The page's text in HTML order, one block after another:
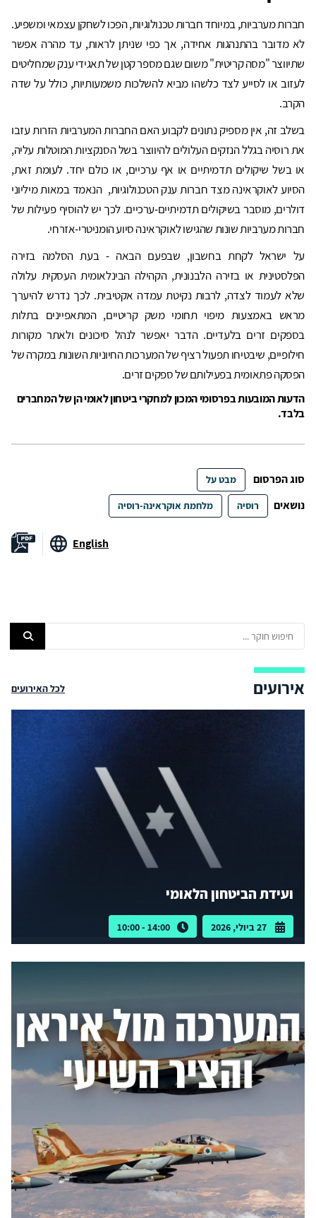
חברות מערביות, במיוחד חברות טכנולוגיות, הפכו לשחקן עצמאי ומשפיע.
לא מדובר בהתנהגות אחידה, אך כפי שניתן לראות, עד מהרה אפשר
שתיווצר "מסה קריטית" משום שגם מספר קטן של תאגידי ענק שמחליטים
לעזוב או לסייע לצד כלשהו מביא להשלכות משמעותיות, כולל על שדה
הקרב.
בשלב זה, אין מספיק נתונים לקבוע האם החברות המערביות הזרות עזבו
את רוסיה בגלל הנזקים העלולים להיווצר בשל הסנקציות המוטלות עליה,
או בשל שיקולים תדמיתיים או אף ערכיים, או כולם יחד. לעומת זאת,
הסיוע לאוקראינה מצד חברות ענק הטכנולוגיות, הנאמד במאות מיליוני
דולרים, מוסבר בשיקולים תדמיתיים-ערכיים. לכך יש להוסיף פעילות של
חברות מערביות שונות שהגישו לאוקראינה סיוע הומניטרי-אזרחי.
על ישראל לקחת בחשבון, שבפעם הבאה - בעת הסלמה בזירה
הפלסטינית או בזירה הלבנונית, הקהילה הבינלאומית העסקית עלולה
שלא לעמוד לצדה, לרבות נקיטת עמדה אקטיבית. לכך נדרש להיערך
מראש באמצעות מיפוי תחומי משק קריטיים, המתאפיינים בתלות
בספקים זרים בלעדיים. הדבר יאפשר לנהל סיכונים ולאתר מקורות
חילופיים, שיבטיחו תפעול רציף של המערכות החיוניות השונות במקרה של
הפסקה פתאומית בפעילותם של ספקים זרים.
הדעות המובעות בפרסומי המכון למחקרי ביטחון לאומי הן של המחברים
בלבד.
סוג הפרסום מבט על
נושאים רוסיה מלחמת אוקראינה-רוסיה
English
אירועים לכל האירועים
ועידת הביטחון הלאומי
27 ביולי, 2026 14:00 - 10:00